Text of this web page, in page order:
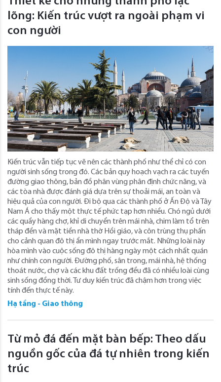
lõng: Kiến trúc vượt ra ngoài phạm vi
con người
Kiến trúc vẫn tiếp tục vẽ nên các thành phố như thể chỉ có con
người sinh sống trong đó. Các bản quy hoạch vạch ra các tuyến
đường giao thông, bản đồ phân vùng phân định chức năng, và
các tòa nhà được đánh giá dựa trên sự thoải mái, an toàn và
hiệu quả của con người. Đi bộ qua các thành phố ở Ấn Độ và Tây
Nam Á cho thấy một thực tế phức tạp hơn nhiều. Chó ngủ dưới
các quầy hàng chợ, khỉ di chuyển trên mái nhà, chim làm tổ trên
tháp đền và mặt tiền nhà thờ Hồi giáo, và côn trùng thụ phấn
cho cảnh quan đô thị ẩn mình ngay trước mắt. Những loài này
hòa mình vào cuộc sống đô thị hàng ngày một cách nhất quán
như chính con người. Đường phố, sân trong, mái nhà, hệ thống
thoát nước, chợ và các khu đất trống đều đã có nhiều loài cùng
sinh sống đồng thời. Tư duy kiến ​​trúc đã chậm hơn trong việc
tính đến thực tế này.
Hạ tầng - Giao thông
Từ mỏ đá đến mặt bàn bếp: Theo dấu
nguồn gốc của đá tự nhiên trong kiến ​​
trúc